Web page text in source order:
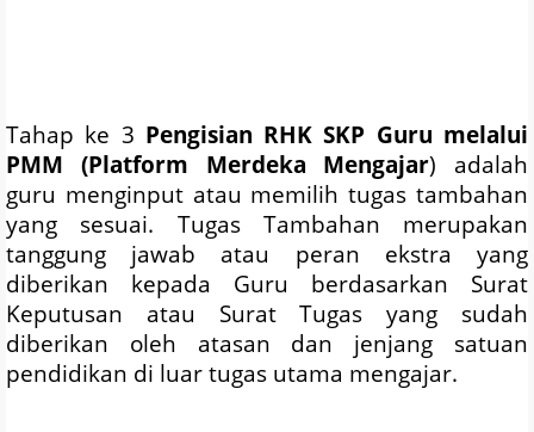
Tahap ke 3 Pengisian RHK SKP Guru melalui
PMM (Platform Merdeka Mengajar) adalah
guru menginput atau memilih tugas tambahan
yang sesuai. Tugas Tambahan merupakan
tanggung jawab atau peran ekstra yang
diberikan kepada Guru berdasarkan Surat
Keputusan atau Surat Tugas yang sudah
diberikan oleh atasan dan jenjang satuan
pendidikan di luar tugas utama mengajar.